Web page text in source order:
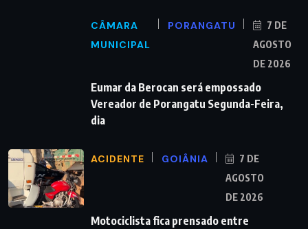
CÂMARA
MUNICIPAL
PORANGATU
7 DE
AGOSTO
DE 2026
Eumar da Berocan será empossado
Vereador de Porangatu Segunda-Feira,
dia
ACIDENTE GOIÂNIA
7 DE
AGOSTO
DE 2026
Motociclista fica prensado entre